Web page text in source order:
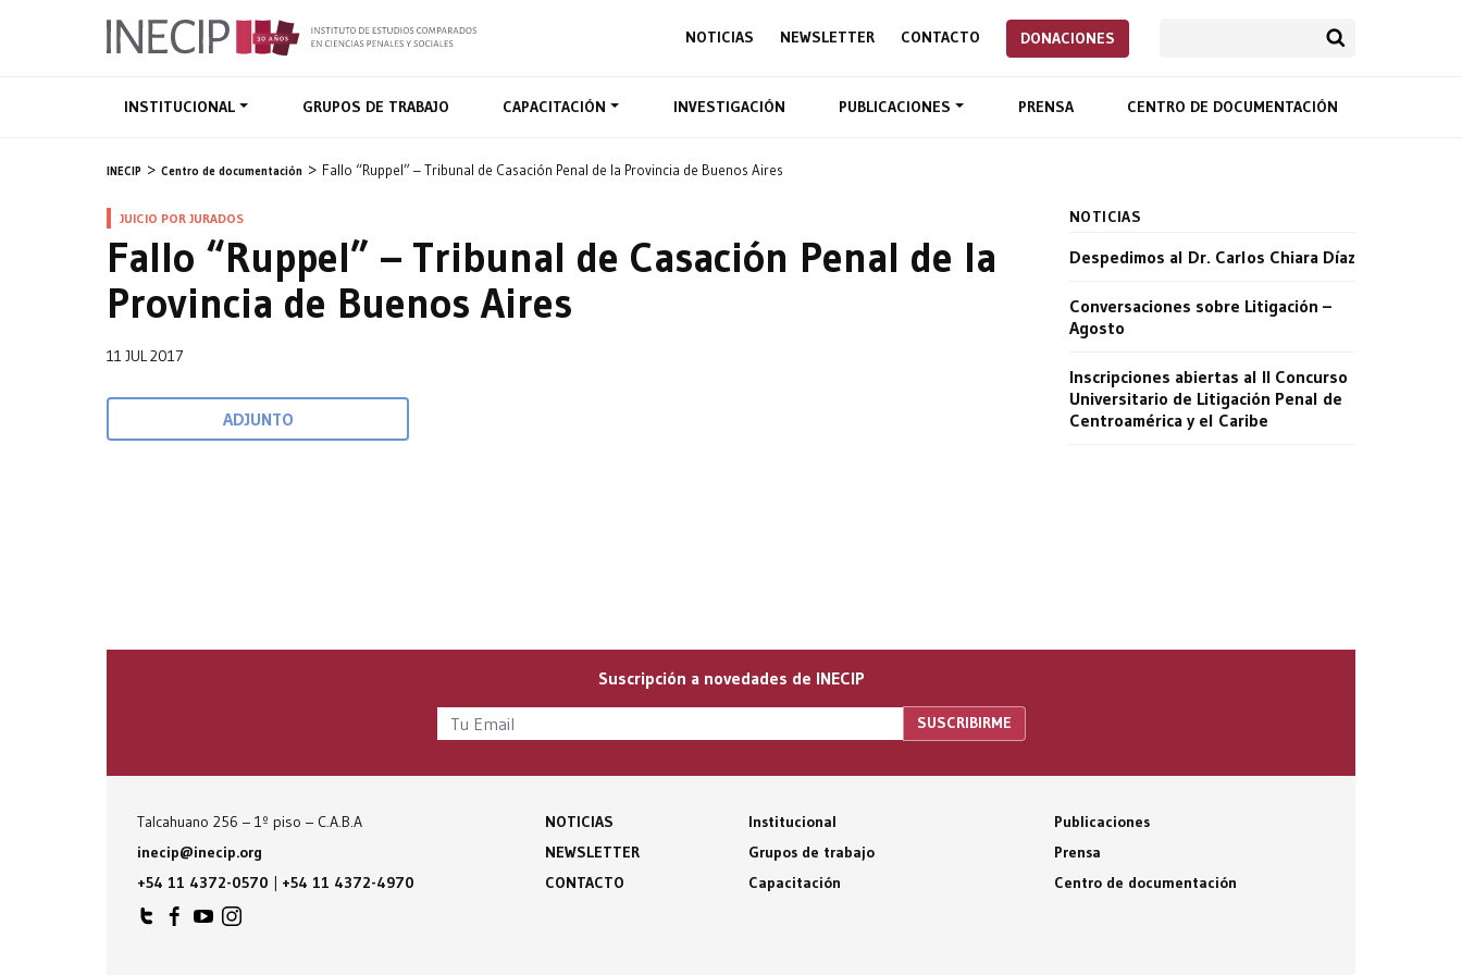
NOTICIAS NEWSLETTER CONTACTO DONACIONES
INSTITUCIONAL GRUPOS DE TRABAJO CAPACITACIÓN INVESTIGACIÓN PUBLICACIONES PRENSA CENTRO DE DOCUMENTACIÓN
INECIP Centro de documentación Fallo “Ruppel” – Tribunal de Casación Penal de la Provincia de Buenos Aires
JUICIO POR JURADOS
Fallo “Ruppel” – Tribunal de Casación Penal de la
Provincia de Buenos Aires
11 JUL 2017
ADJUNTO
NOTICIAS
Despedimos al Dr. Carlos Chiara Díaz
Conversaciones sobre Litigación –
Agosto
Inscripciones abiertas al II Concurso
Universitario de Litigación Penal de
Centroamérica y el Caribe
Suscripción a novedades de INECIP
Talcahuano 256 – 1º piso – C.A.B.A
inecip@inecip.org
+54 11 4372-0570 | +54 11 4372-4970
NOTICIAS
NEWSLETTER
CONTACTO
Institucional
Grupos de trabajo
Capacitación
Publicaciones
Prensa
Centro de documentación